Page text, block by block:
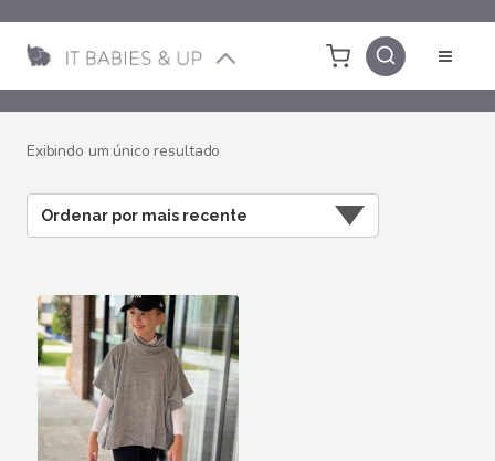
para
Conteúdo
Exibindo um único resultado